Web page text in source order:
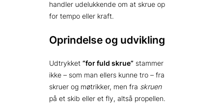
handler udelukkende om at skrue op
for tempo eller kraft.
Oprindelse og udvikling
Udtrykket “for fuld skrue” stammer
ikke – som man ellers kunne tro – fra
skruer og møtrikker, men fra skruen
på et skib eller et fly, altså propellen.